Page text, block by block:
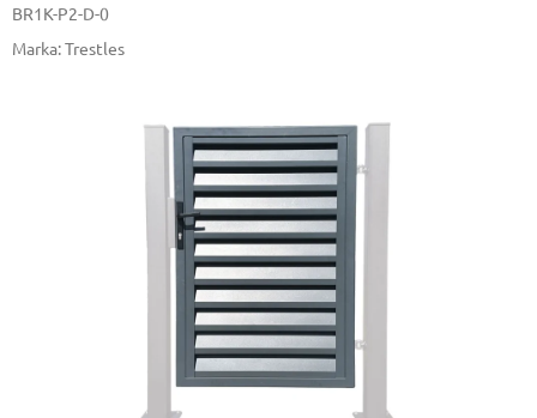
BR1K-P2-D-0
Marka:Trestles